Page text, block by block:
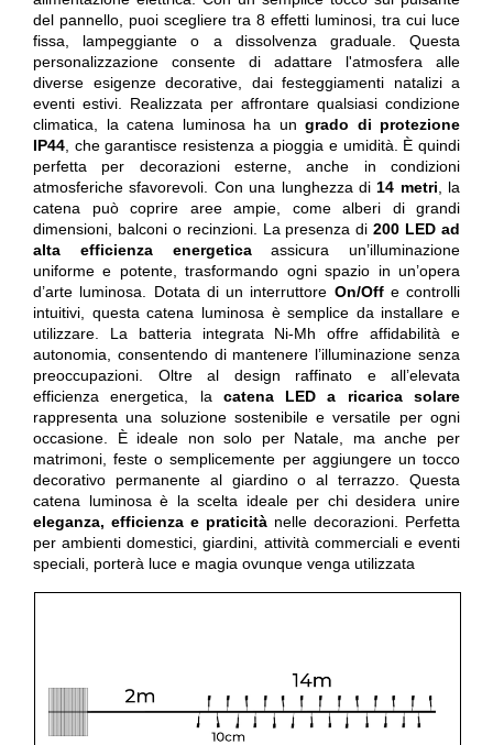
del pannello, puoi scegliere tra 8 effetti luminosi, tra cui luce
fissa, lampeggiante o a dissolvenza graduale. Questa
personalizzazione consente di adattare l'atmosfera alle
diverse esigenze decorative, dai festeggiamenti natalizi a
eventi estivi. Realizzata per affrontare qualsiasi condizione
climatica, la catena luminosa ha un grado di protezione
IP44 , che garantisce resistenza a pioggia e umidità. È quindi
perfetta per decorazioni esterne, anche in condizioni
atmosferiche sfavorevoli. Con una lunghezza di 14 metri , la
catena può coprire aree ampie, come alberi di grandi
dimensioni, balconi o recinzioni. La presenza di200 LED ad
alta efficienza energeticaassicura un’illuminazione
uniforme e potente, trasformando ogni spazio in un’opera
d’arte luminosa. Dotata di un interruttore On/Offe controlli
intuitivi, questa catena luminosa è semplice da installare e
utilizzare. La batteria integrata Ni-Mh offre affidabilità e
autonomia, consentendo di mantenere l’illuminazione senza
preoccupazioni. Oltre al design raffinato e all’elevata
efficienza energetica, la catena LED a ricarica solare
rappresenta una soluzione sostenibile e versatile per ogni
occasione. È ideale non solo per Natale, ma anche per
matrimoni, feste o semplicemente per aggiungere un tocco
decorativo permanente al giardino o al terrazzo. Questa
catena luminosa è la scelta ideale per chi desidera unire
eleganza, efficienza e praticità nelle decorazioni. Perfetta
per ambienti domestici, giardini, attività commerciali e eventi
speciali, porterà luce e magia ovunque venga utilizzata